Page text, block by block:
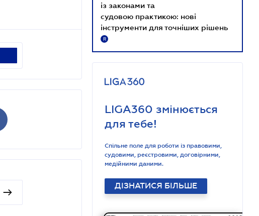
із законами та
судовою практикою: нові
інструменти для точніших рішень
R
LIGA360 змінюється
для тебе!
Спільне поле для роботи із правовими,
судовими, реєстровими, договірними,
медійними даними.
ДІЗНАТИСЯ БІЛЬШЕ